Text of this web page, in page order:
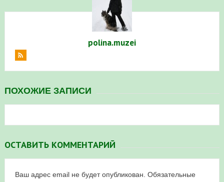
polina.muzei
ПОХОЖИЕ ЗАПИСИ
ОСТАВИТЬ КОММЕНТАРИЙ
Ваш адрес email не будет опубликован. Обязательные